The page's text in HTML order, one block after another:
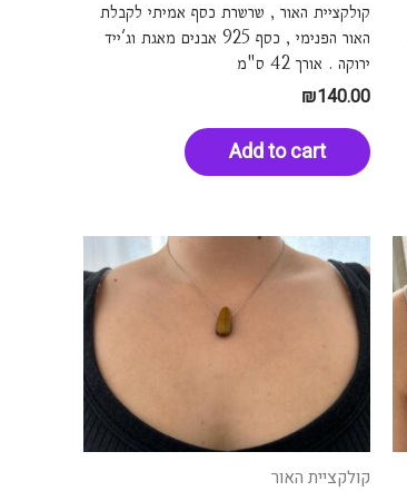
קולקציית האור , שרשרת כסף אמיתי לקבלת
האור הפנימי , כסף 925 אבנים מאגת וג'ייד
ירוקה . אורך 42 ס"מ
₪140.00
Add to cart
קולקציית האור